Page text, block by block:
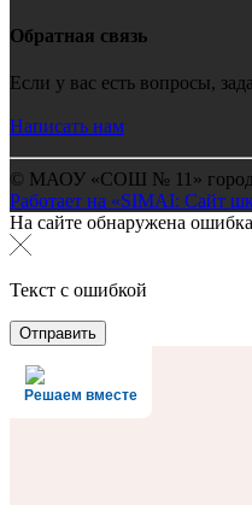
Обратная связь
Если у вас есть вопросы,
Написать нам
© МАОУ «СОШ № 11»
Работает на «SIMAI: Сайт
На сайте обнаружена ошибка
Текст с ошибкой
Решаем вместе